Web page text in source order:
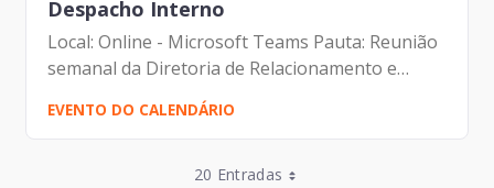
Despacho Interno
Local: Online - Microsoft Teams Pauta: Reunião
semanal da Diretoria de Relacionamento e
Inteligência de Mercado Participantes: -
Francisco Forbes – Presidente | Prodam-SP -
EVENTO DO CALENDÁRIO
20 Entradas
Entradas por Página